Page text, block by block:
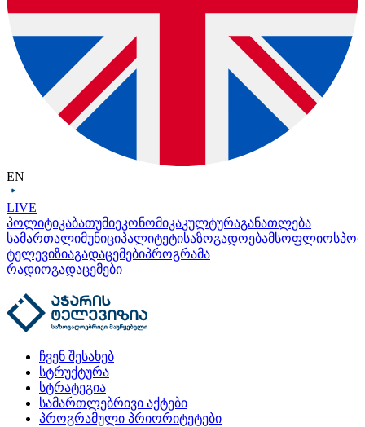
EN
LIVE
პოლიტიკაბათუმიეკონომიკაკულტურაგანათლება
სამართალიმუნიციპალიტეტისაზოგადოებამსოფლიო
ტელევიზიაგადაცემებიპროგრამა
რადიოგადაცემები
ჩვენ შესახებ
სტრუქტურა
სტრატეგია
სამართლებრივი აქტები
პროგრამული პრიორიტეტები